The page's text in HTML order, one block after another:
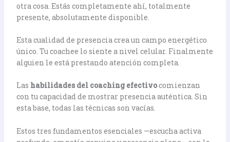
otra cosa. Estás completamente ahí, totalmente
presente, absolutamente disponible.
Esta cualidad de presencia crea un campo energético
único. Tu coachee lo siente a nivel celular. Finalmente
alguien le está prestando atención completa.
Las habilidades del coaching efectivocomienzan
con tu capacidad de mostrar presencia auténtica. Sin
esta base, todas las técnicas son vacías.
Estos tres fundamentos esenciales —escucha activa